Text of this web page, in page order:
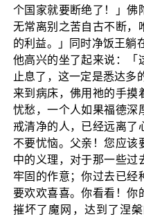
个国家就要断绝了！」佛
无常离别之苦自古不断，
的利益。」同时净饭王躺
他高兴的坐了起来说：「
止息了，这一定是悉达多
来到病床，佛用祂的手摸
忧愁，一个人如果福德深
戒清净的人，已经远离了
不要忧恼。父亲！您应该
中的义理，对于那一些过
牢固的作意；你过去已经
要欢欢喜喜。你看看！你
摧坏了魔网，达到了涅